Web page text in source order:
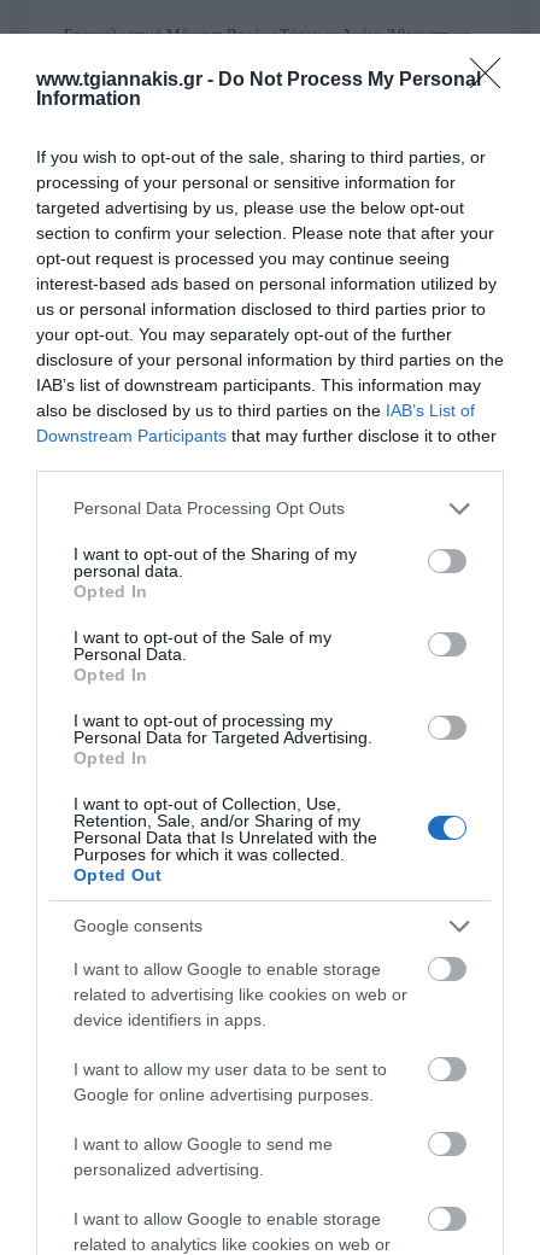
www.tgiannakis.gr - Do Not Process My Personal
Information
If you wish to opt-out of the sale, sharing to third parties, or
processing of your personal or sensitive information for
targeted advertising by us, please use the below opt-out
section to confirm your selection. Please note that after your
opt-out request is processed you may continue seeing
interest-based ads based on personal information utilized by
us or personal information disclosed to third parties prior to
your opt-out. You may separately opt-out of the further
disclosure of your personal information by third parties on the
IAB’s list of downstream participants. This information may
also be disclosed by us to third parties on the IAB’s List of
Downstream Participants that may further disclose it to other
Please note that this website/app uses one or more Google
not limited to your visit or usage behaviour. You may click to
grant or deny consent to Google and its third-party tags to
use your data for below specified purposes in below Google
consent section.
Personal Data Processing Opt Outs
I want to opt-out of the Sharing of my
personal data.
Opted In
I want to opt-out of the Sale of my
Personal Data.
Opted In
I want to opt-out of processing my
Personal Data for Targeted Advertising.
Opted In
I want to opt-out of Collection, Use,
Retention, Sale, and/or Sharing of my
Personal Data that Is Unrelated with the
Purposes for which it was collected.
Opted Out
Google consents
I want to allow Google to enable storage
related to advertising like cookies on web or
device identifiers in apps.
I want to allow my user data to be sent to
Google for online advertising purposes.
I want to allow Google to send me
personalized advertising.
I want to allow Google to enable storage
related to analytics like cookies on web or
Επαγγελματική Μέγγενη Βαρέως Τύπου με Αμόνι, Άθραυστη με
Πλάτος Σιαγώνων (mm): 82
Βάρος (kg): 7,0
Πληροφορίες για το προϊον:
ΜΕ 10 ΧΡΟΝΙΑ ΕΓΓΥΗΣΗ
Επαγγελματική μέγγενη από επεξεργασμένο ατσάλι (S.G.IRON).
Έχει ειδική βαφή ανθεκτική στα χτυπήματα και στις οξειδώσεις.
Διαθέτει: περιστρεφόμενη βάση, αμόνι, επιπλέον σκλήρυνση στα
μάγουλα, σιαγόνες για συγκράτηση σωλήνων, stop ασφάλισης
ράγας.
Εξασφαλίζει ομαλή και εύρυθμη λειτουργία, αντοχή στο χρόνο.
Άθραυστη
Περιστρεφόμενη βάση
Με βάση την επιλογή
ενδιαφέρει τα ακόλουθα